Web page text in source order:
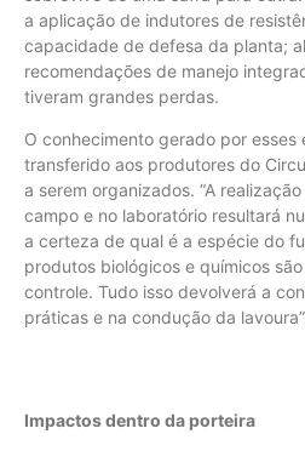
a aplicação de indutores de
capacidade de defesa da planta;
recomendações de manejo
tiveram grandes perdas.
O conhecimento gerado por esses
transferido aos produtores do
a serem organizados. “A
campo e no laboratório resultará
a certeza de qual é a espécie do
produtos biológicos e químicos
controle. Tudo isso devolverá a
práticas e na condução da
Impactos dentro da porteira